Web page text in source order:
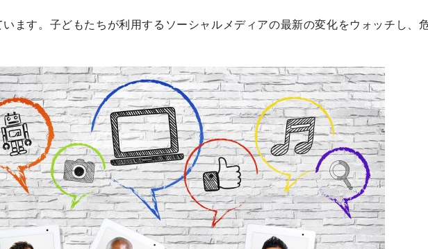
ます。子どもたちが利用するソーシャルメディアの最新の変化をウォッチし、